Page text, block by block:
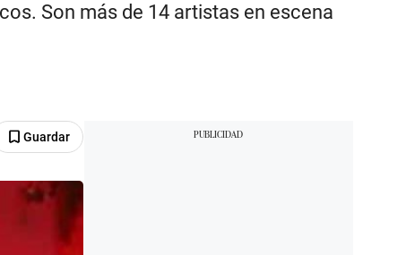
Son más de 14 artistas en escena
Guardar